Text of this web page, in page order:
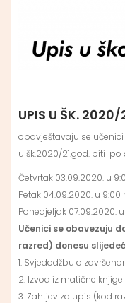
UPIS U ŠK. 2020/
obavještavaju se učenici
u šk.2020/21.god. biti
Četvrtak 03.09.2020. u
Petak 04.09.2020. u 9:00
Ponedjeljak 07.09.2020.
Učenici se obavezuju
razred) donesu
1. Svjedodžbu o
2. Izvod iz matične
3. Zahtjev za upis (kod